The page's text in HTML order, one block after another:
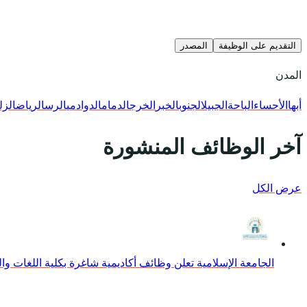
التقديم على الوظيفة المصدر
المدن
أبها الأحساء الباحة الجبيلالجنوبالخبر الخرجالدمامالدوادميالرسالرياض
آخر الوظائف المنشورة
عرض الكل
الجامعة الإسلامية تعلن وظائف أكاديمية شاغرة بكلية